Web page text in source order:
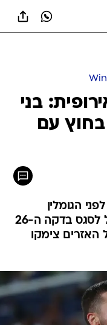
בני
סיימה ב-2:2 בחוץ עם
הגומלין
בישראל בשבוע הבא. גדיר בישל לסגס בדקה ה-26
בדקה ה-36, אבל האזרים צימקו